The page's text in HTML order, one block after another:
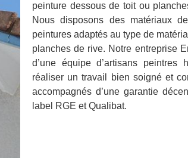
peinture dessous de toit ou
Nous disposons des matériaux
peintures adaptés au type de
planches de rive. Notre entreprise
d’une équipe d’artisans peintres
réaliser un travail bien soigné et
accompagnés d’une garantie
label RGE et Qualibat.